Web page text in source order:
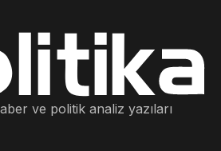
ve politik analiz yazıları